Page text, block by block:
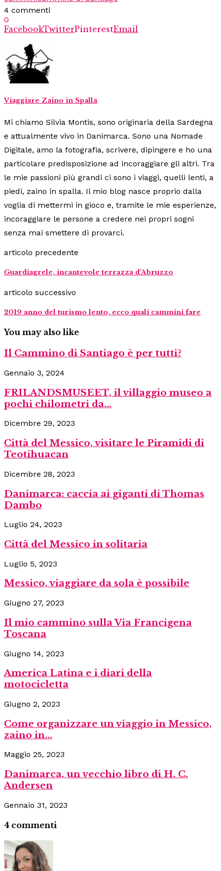
4 commenti
0
FacebookTwitterPinterestEmail
Viaggiare Zaino in Spalla
Mi chiamo Silvia Montis, sono originaria della Sardegna
e attualmente vivo in Danimarca. Sono una Nomade
Digitale, amo la fotografia, scrivere, dipingere e ho una
particolare predisposizione ad incoraggiare gli altri. Tra
le mie passioni più grandi ci sono i viaggi, quelli lenti, a
piedi, zaino in spalla. Il mio blog nasce proprio dalla
voglia di mettermi in gioco e, tramite le mie esperienze,
incoraggiare le persone a credere nei propri sogni
senza mai smettere di provarci.
articolo precedente
Guardiagrele, incantevole terrazza d’Abruzzo
articolo successivo
2019 anno del turismo lento, ecco quali cammini fare
You may also like
Il Cammino di Santiago è per tutti?
Gennaio 3, 2024
FRILANDSMUSEET, il villaggio museo a
pochi chilometri da...
Dicembre 29, 2023
Città del Messico, visitare le Piramidi di
Teotihuacan
Dicembre 28, 2023
Danimarca: caccia ai giganti di Thomas
Dambo
Luglio 24, 2023
Città del Messico in solitaria
Luglio 5, 2023
Messico, viaggiare da sola è possibile
Giugno 27, 2023
Il mio cammino sulla Via Francigena
Toscana
Giugno 14, 2023
America Latina e i diari della
motocicletta
Giugno 2, 2023
Come organizzare un viaggio in Messico,
zaino in...
Maggio 25, 2023
Danimarca, un vecchio libro di H. C.
Andersen
Gennaio 31, 2023
4 commenti